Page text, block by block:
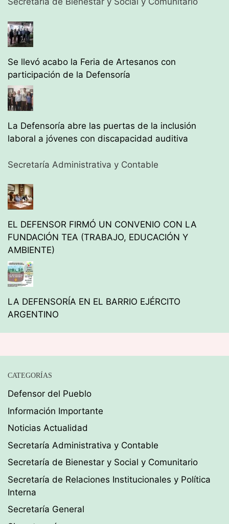
Se llevó acabo la Feria de Artesanos con
participación de la Defensoría
La Defensoría abre las puertas de la inclusión
laboral a jóvenes con discapacidad auditiva
Secretaría Administrativa y Contable
EL DEFENSOR FIRMÓ UN CONVENIO CON LA
FUNDACIÓN TEA (TRABAJO, EDUCACIÓN Y
AMBIENTE)
LA DEFENSORÍA EN EL BARRIO EJÉRCITO
ARGENTINO
CATEGORÍAS
Defensor del Pueblo
Información Importante
Noticias Actualidad
Secretaría Administrativa y Contable
Secretaría de Bienestar y Social y Comunitario
Secretaría de Relaciones Institucionales y Política
Interna
Secretaría General